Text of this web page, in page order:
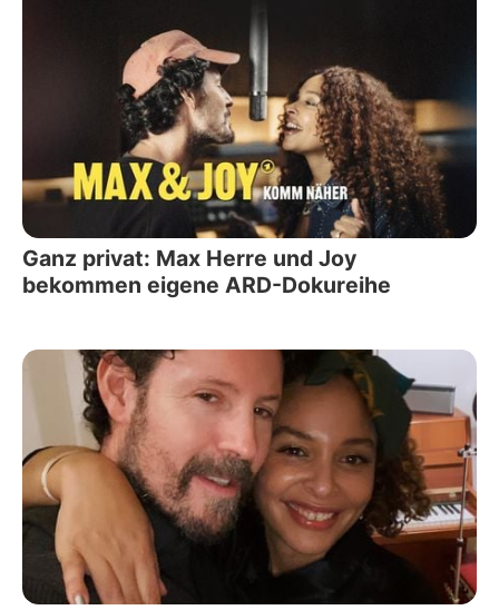
Ganz privat: Max Herre und Joy
bekommen eigene ARD-Dokureihe